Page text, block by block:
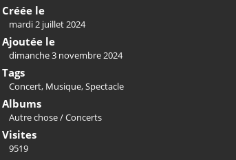
Créée le
mardi 2 juillet 2024
Ajoutée le
dimanche 3 novembre 2024
Tags
Concert, Musique,Spectacle
Albums
Autre chose/Concerts
Visites
9519